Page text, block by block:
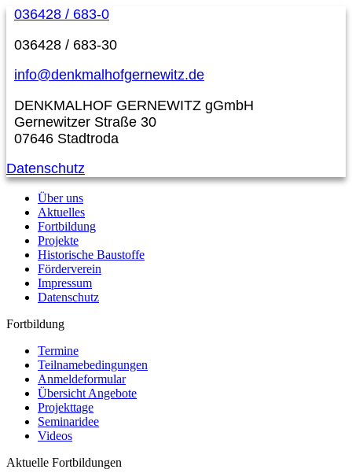
036428 / 683-0
036428 / 683-30
info@denkmalhofgernewitz.de
DENKMALHOF GERNEWITZ gGmbH
Gernewitzer Straße 30
07646 Stadtroda
Datenschutz
Über uns
Aktuelles
Fortbildung
Projekte
Historische Baustoffe
Förderverein
Impressum
Datenschutz
Fortbildung
Termine
Teilnamebedingungen
Anmeldeformular
Übersicht Angebote
Projekttage
Seminaridee
Videos
Aktuelle Fortbildungen